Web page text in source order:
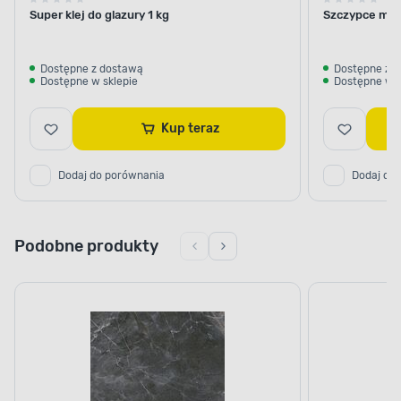
Super klej do glazury 1 kg
Dostępne z dostawą
Dostępne w sklepie
Kup teraz
Dodaj do porównania
Szczypce
Dostępne z
Dostępne w
Dodaj do
Podobne produkty